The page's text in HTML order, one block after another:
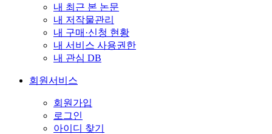
내 최근 본 논문
내 저작물관리
내 구매·신청 현황
내 서비스 사용권한
내 관심 DB
회원서비스
회원가입
로그인
아이디 찾기